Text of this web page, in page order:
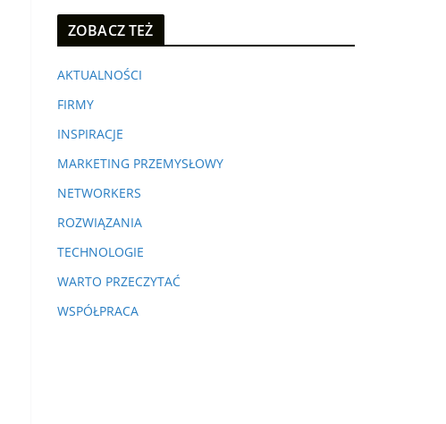
ZOBACZ TEŻ
AKTUALNOŚCI
FIRMY
INSPIRACJE
MARKETING PRZEMYSŁOWY
NETWORKERS
ROZWIĄZANIA
TECHNOLOGIE
WARTO PRZECZYTAĆ
WSPÓŁPRACA